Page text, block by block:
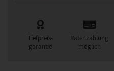
Tiefpreis-
garantie
Ratenzahlung
möglich